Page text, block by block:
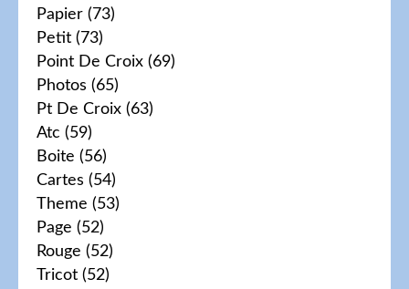
Papier (73)
Petit (73)
Point De Croix (69)
Photos (65)
Pt De Croix (63)
Atc (59)
Boite (56)
Cartes (54)
Theme (53)
Page (52)
Rouge (52)
Tricot (52)